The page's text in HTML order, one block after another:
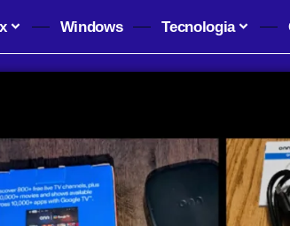
Windows Tecnologia